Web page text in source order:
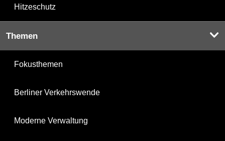
Hitzeschutz
Themen
Fokusthemen
Berliner Verkehrswende
Moderne Verwaltung